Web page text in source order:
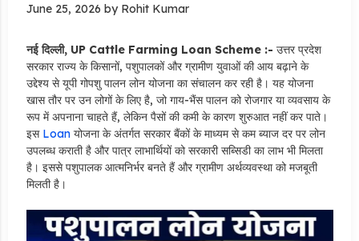
June 25, 2026 by Rohit Kumar
नई दिल्ली, UP Cattle Farming Loan Scheme :- उत्तर प्रदेश
सरकार राज्य के किसानों, पशुपालकों और ग्रामीण युवाओं की आय बढ़ाने के
उद्देश्य से यूपी गोपशु पालन लोन योजना का संचालन कर रही है। यह योजना
खास तौर पर उन लोगों के लिए है, जो गाय-भैंस पालन को रोजगार या व्यवसाय के
रूप में अपनाना चाहते हैं, लेकिन पैसों की कमी के कारण शुरुआत नहीं कर पाते।
इस Loanयोजना के अंतर्गत सरकार बैंकों के माध्यम से कम ब्याज दर पर लोन
उपलब्ध कराती है और पात्र लाभार्थियों को सरकारी सब्सिडी का लाभ भी मिलता
है। इससे पशुपालक आत्मनिर्भर बनते हैं और ग्रामीण अर्थव्यवस्था को मजबूती
मिलती है।